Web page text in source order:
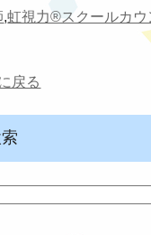
,虹視力®︎スクールカウ
戻る